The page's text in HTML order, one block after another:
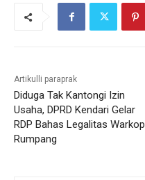
Artikulli paraprak
Diduga Tak Kantongi Izin
Usaha, DPRD Kendari Gelar
RDP Bahas Legalitas Warkop
Rumpang